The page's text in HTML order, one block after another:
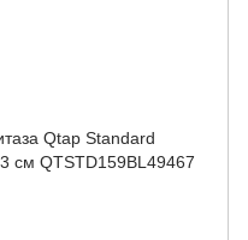
Qtap Standard
см QTSTD159BL49467